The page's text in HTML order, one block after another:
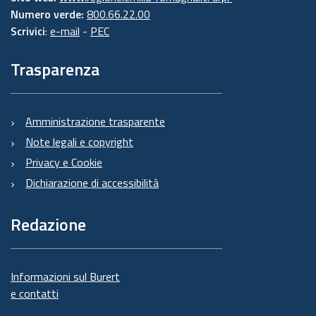
Numero verde: 800.66.22.00
Scrivici: e-mail - PEC
Trasparenza
Amministrazione trasparente
Note legali e copyright
Privacy e Cookie
Dichiarazione di accessibilità
Redazione
Informazioni sul Burert
e contatti